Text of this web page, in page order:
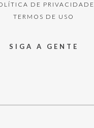
DE PRIVACIDADE
TERMOS DE USO
SIGA A GENTE